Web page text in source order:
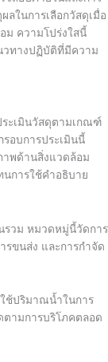
ในการเลือกวัสดุเมื่อ
ม ความโปร่งใสนี้
วทางปฏิบัติที่มีความ
ะเมินวัสดุตามเกณฑ์
อบการประเมินนี้
าพด้านสิ่งแวดล้อม
การใช้คำอธิบาย
รวม หมวดหมู่นี้วัดการ
รขนส่ง และการกำจัด
ช้ปริมาณน้ำในการ
ามการบริโภคตลอด